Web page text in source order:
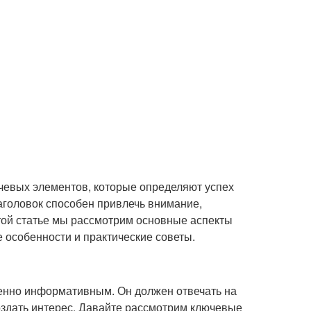
элементов, которые определяют успех
способен привлечь внимание,
статье мы рассмотрим основные аспекты
и практические советы.
информативным. Он должен отвечать на
интерес. Давайте рассмотрим ключевые